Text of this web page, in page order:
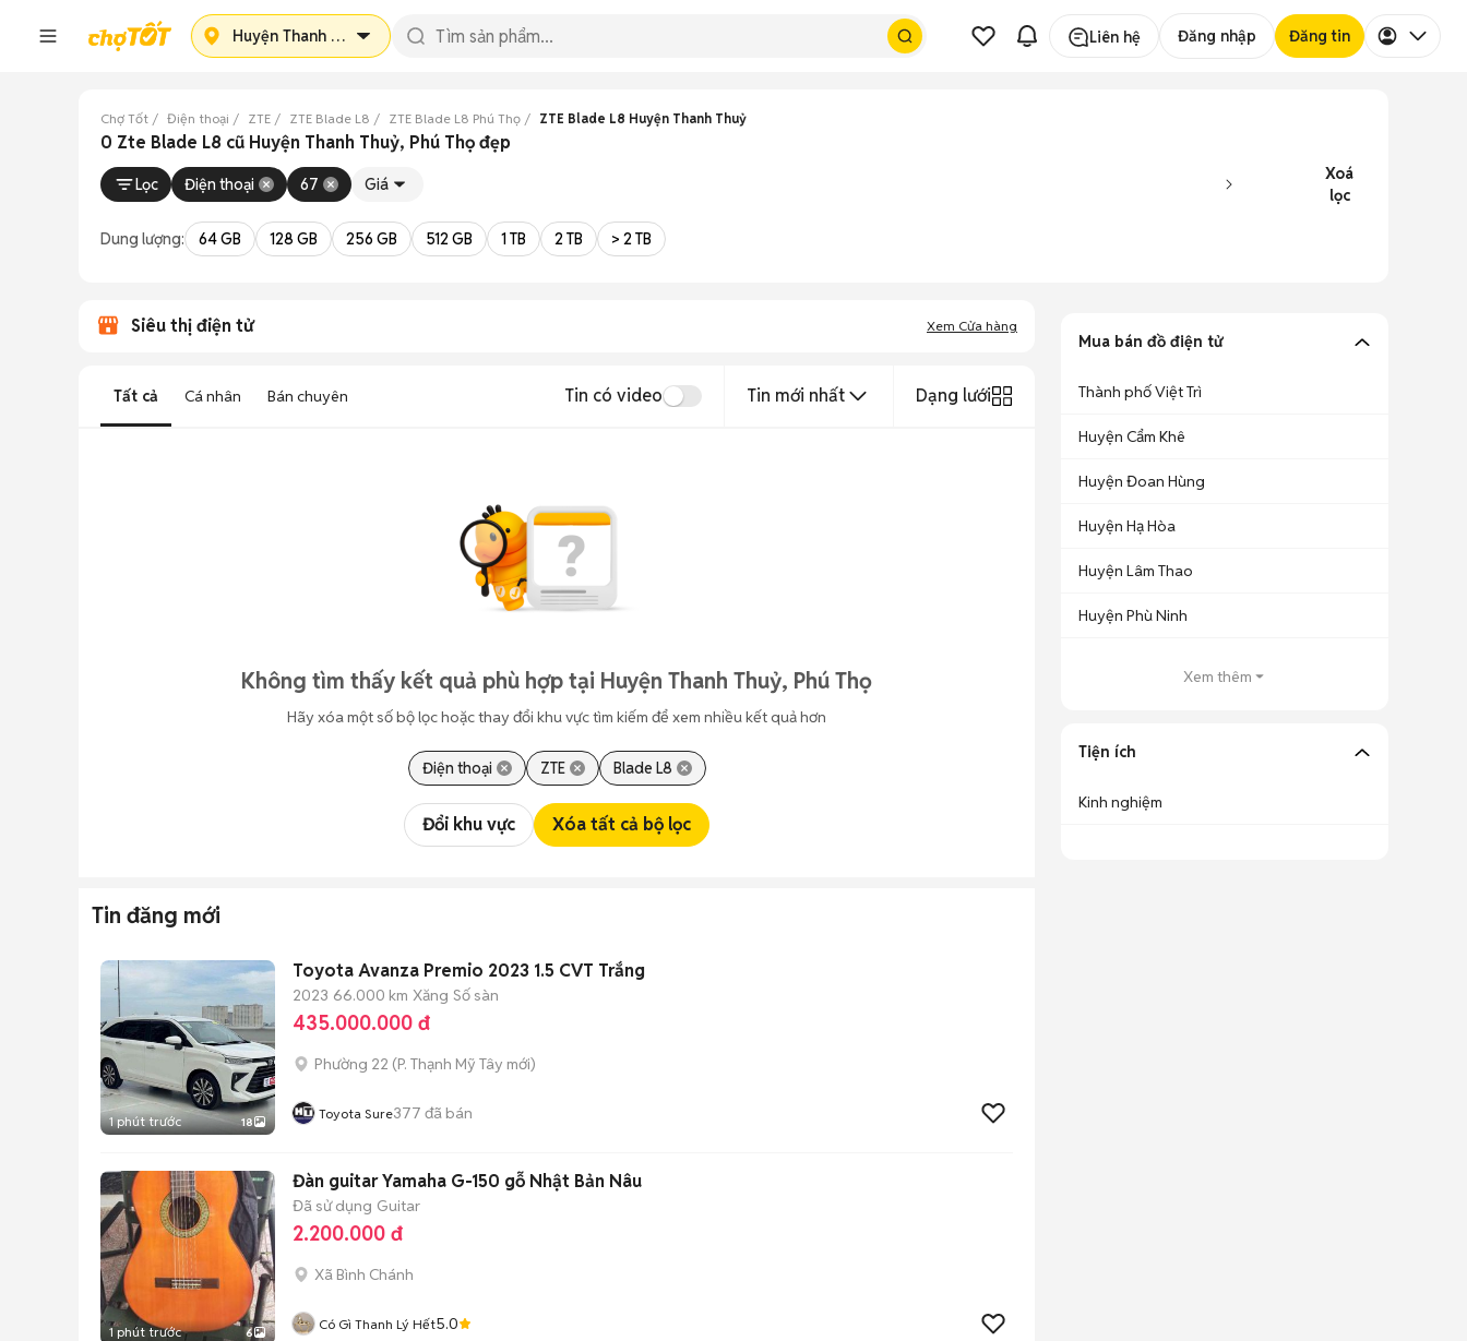
Huyện Thanh Thuỷ Liên hệ Đăng nhập Đăng tin
Chợ Tốt Điện thoại ZTE ZTE Blade L8 ZTE Blade L8 Phú Thọ ZTE Blade L8 Huyện Thanh Thuỷ
0 Zte Blade L8 cũ Huyện Thanh Thuỷ, Phú Thọ đẹp
Lọc Điện thoại 67 Giá
Xoá
lọc
Dung lượng: 64 GB 128 GB 256 GB 512 GB 1 TB 2 TB > 2 TB
Siêu thị điện tử Xem Cửa hàng
Tất cả Cá nhân Bán chuyên Tin có video Tin mới nhất Dạng lưới
Không tìm thấy kết quả phù hợp tại Huyện Thanh Thuỷ, Phú Thọ
Hãy xóa một số bộ lọc hoặc thay đổi khu vực tìm kiếm để xem nhiều kết quả hơn
Điện thoại ZTE Blade L8
Đổi khu vực Xóa tất cả bộ lọc
Tin đăng mới
1 phút trước 18
Toyota Avanza Premio 2023 1.5 CVT Trắng
2023 66.000 km Xăng Số sàn
435.000.000 đ
Phường 22 (P. Thạnh Mỹ Tây mới)
Toyota Sure377 đã bán
1 phút trước 6
Đàn guitar Yamaha G-150 gỗ Nhật Bản Nâu
Đã sử dụng Guitar
2.200.000 đ
Xã Bình Chánh
Có Gì Thanh Lý Hết5.0
Mua bán đồ điện tử
Thành phố Việt Trì
Huyện Cẩm Khê
Huyện Đoan Hùng
Huyện Hạ Hòa
Huyện Lâm Thao
Huyện Phù Ninh
Xem thêm
Tiện ích
Kinh nghiệm